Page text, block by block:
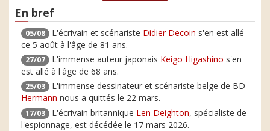
En bref
05/08 L'écrivain et scénariste Didier Decoin s'en est allé
ce 5 août à l'âge de 81 ans.
27/07 L'immense auteur japonais Keigo Higashino s'en
est allé à l'âge de 68 ans.
25/03
L'immense dessinateur et scénariste belge de BD
Hermann nous a quittés le 22 mars.
17/03 L'écrivain britannique Len Deighton, spécialiste de
l'espionnage, est décédée le 17 mars 2026.